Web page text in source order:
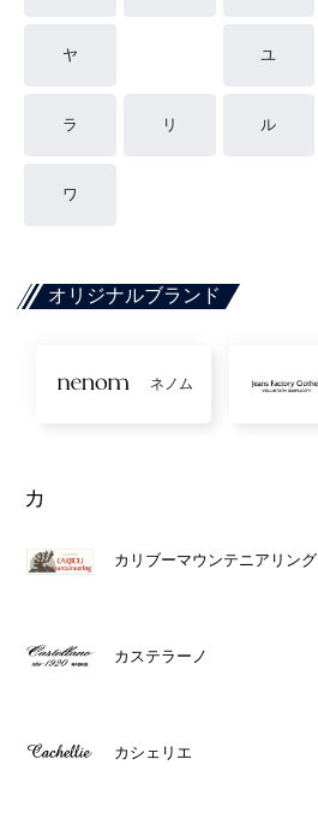
ヤ ユ
ラ リ ル
ワ
オリジナルブランド
ネノム
カ
カリブーマウンテニアリング
カステラーノ
カシェリエ